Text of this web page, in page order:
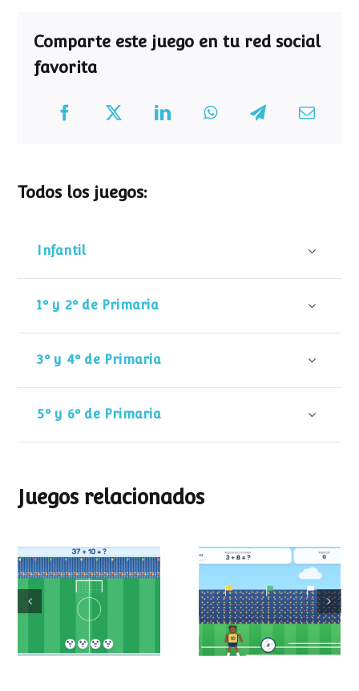
Comparte este juego en tu red social
favorita
Todos los juegos:
Infantil
1º y 2º de Primaria
3º y 4º de Primaria
5º y 6º de Primaria
Juegos relacionados
Mundial de
operaciones
Partido de sumas